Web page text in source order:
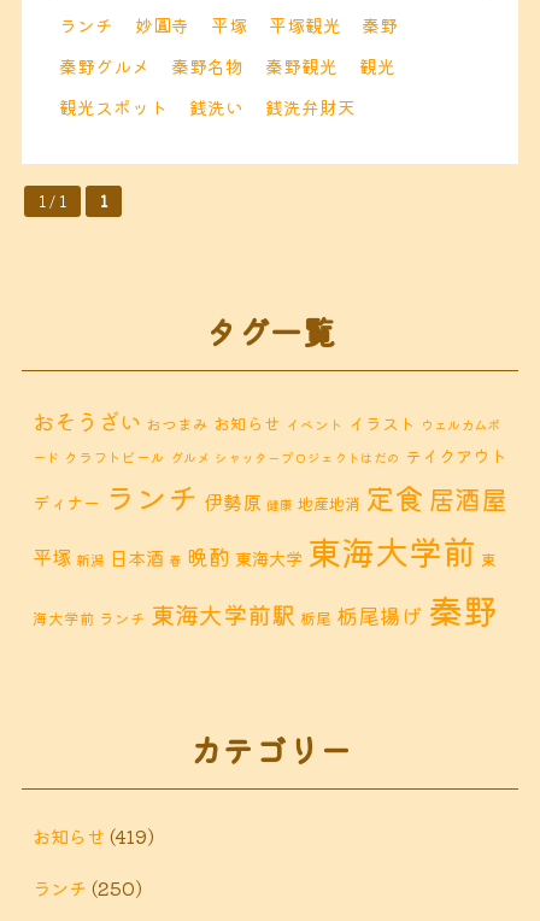
ランチ 妙圓寺 平塚 平塚観光
秦野
秦野グルメ
秦野名物 秦野観光
観光
観光スポット
銭洗い 銭洗弁財天
1 / 1 1
タグ一覧
おそうざい おつまみ お知らせ イベント イラスト ウェルカムボ
ード クラフトビール グルメ シャッタープロジェクトはだの テイクアウト
ディナー ランチ 伊勢原 健康 地産地消 定食 居酒屋
平塚 新潟 日本酒 春 晩酌 東海大学 東海大学前 東
海大学前 ランチ 東海大学前駅 栃尾 栃尾揚げ 秦野
鶴巻 カフェ
ィナー鶴巻 ランチ
泉鶴巻温泉駅
カテゴリー
お知らせ (419)
ランチ (250)